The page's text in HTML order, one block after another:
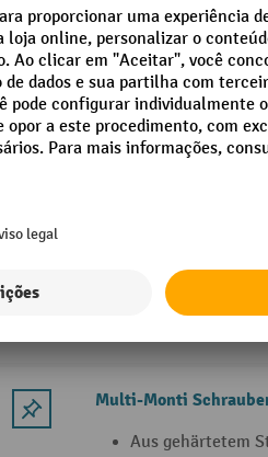
Ponte de cabos
Superfície 3D
resistente
Dobradiça
2 canais com 35
2 Variantes
Multi-Monti
Aus gehärtetem